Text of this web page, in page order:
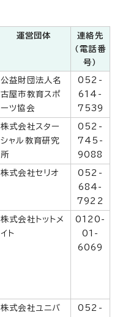
運営団体
連絡先
（電話番
号）
公益財団法人名
古屋市教育スポ
ーツ協会
052-
614-
7539
株式会社スター
シャル教育研究
所
052-
745-
9088
株式会社セリオ
052-
684-
7922
株式会社トットメ
イト
0120-
01-
6069
株式会社ユニバ
052-